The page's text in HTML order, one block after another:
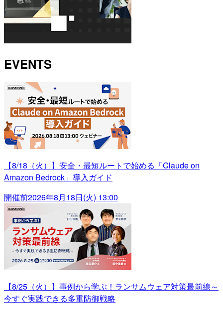
EVENTS
【8/18（火）】安全・最短ルートで始める「Claude on
Amazon Bedrock」導入ガイド
開催前2026年8月18日(火) 13:00
【8/25（火）】事例から学ぶ！ランサムウェア対策最前線～
今すぐ実践できる多重防御戦略